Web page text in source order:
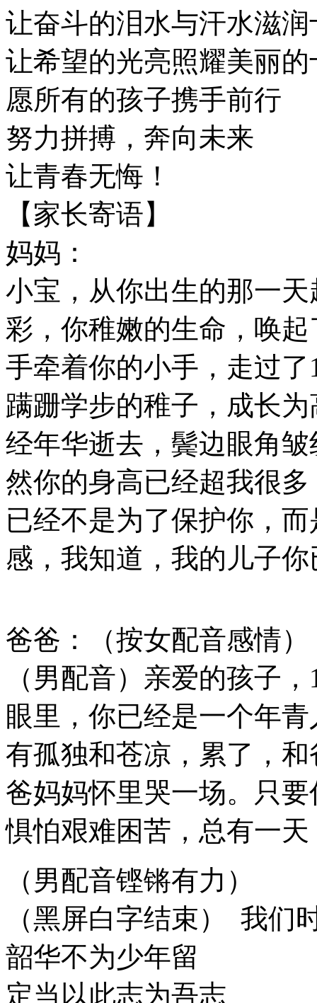
让奋斗的泪水与汗水滋润
让希望的光亮照耀美丽的
愿所有的孩子携手前行
努力拼搏，奔向未来
让青春无悔！
【家长寄语】
妈妈：
小宝，从你出生的那一
彩，你稚嫩的生命，唤
手牵着你的小手，走过
蹒跚学步的稚子，成长
经年华逝去，鬓边眼角
然你的身高已经超我很
已经不是为了保护你，
感，我知道，我的儿子
爸爸：（按女配音感情）
（男配音）亲爱的孩子
眼里，你已经是一个年
有孤独和苍凉，累了，
爸妈妈怀里哭一场。只
惧怕艰难困苦，总有一
（男配音铿锵有力）
（黑屏白字结束） 我们
韶华不为少年留
定当以此志为吾志